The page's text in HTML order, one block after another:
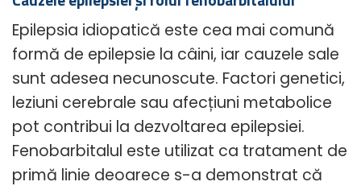
Epilepsia idiopatică este cea mai comună
formă de epilepsie la câini, iar cauzele sale
sunt adesea necunoscute. Factori genetici,
leziuni cerebrale sau afecțiuni metabolice
pot contribui la dezvoltarea epilepsiei.
Fenobarbitalul este utilizat ca tratament de
primă linie deoarece s-a demonstrat că